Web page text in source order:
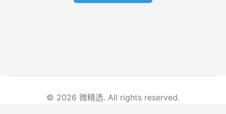
© 2026 微精选. All rights reserved.